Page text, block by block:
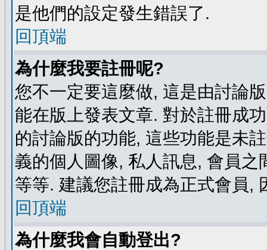
是他們的設定發生錯誤了.
回頂端
為什麼我要註冊呢?
您不一定要這麼做, 這是由討論
能在版上發表文章. 對於註冊成
的討論版的功能, 這些功能是未
義的個人圖像, 私人訊息, 會員
等等. 建議您註冊成為正式會員,
回頂端
為什麼我會自動登出?